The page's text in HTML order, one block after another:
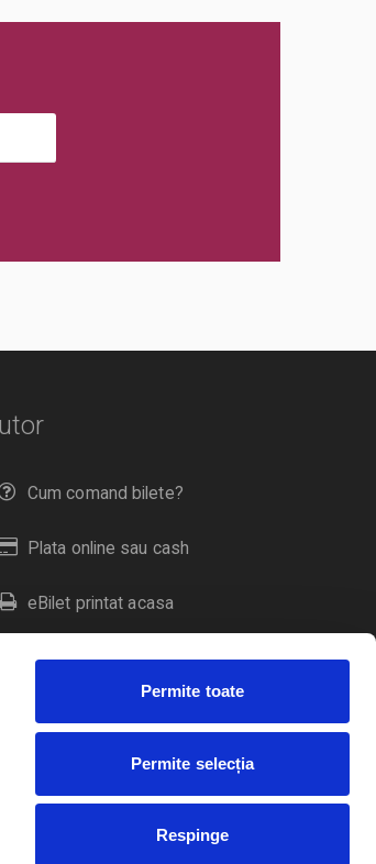
Permite toate
Permite selecția
Respinge
Cum comand bilete?
Plata online sau cash
eBilet printat acasa
Livrare prin curier
Duplicare bilete